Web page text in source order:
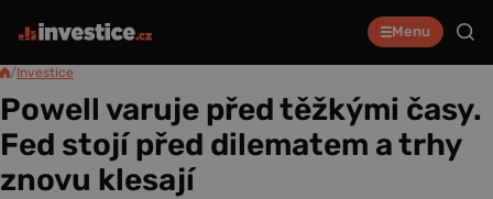
Menu
/Investice
Powell varuje před těžkými časy.
Fed stojí před dilematem a trhy
znovu klesají